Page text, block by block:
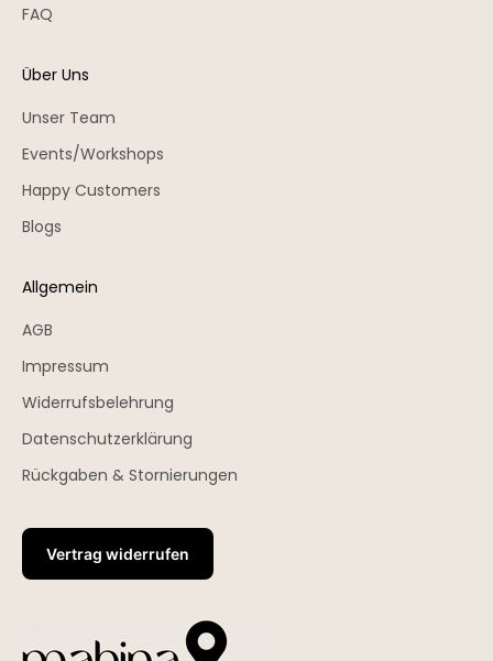
FAQ
Über Uns
Unser Team
Events/Workshops
Happy Customers
Blogs
Allgemein
AGB
Impressum
Widerrufsbelehrung
Datenschutzerklärung
Rückgaben & Stornierungen
Vertrag widerrufen